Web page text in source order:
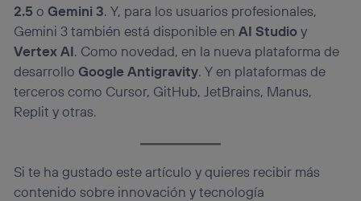
2.5 o Gemini 3. Y, para los usuarios profesionales,
Gemini 3 también está disponible enAI Studioy
Vertex AI. Como novedad, en la nueva plataforma de
desarrollo Google Antigravity. Y en plataformas de
terceros como Cursor, GitHub, JetBrains, Manus,
Replit y otras.
Si te ha gustado este artículo y quieres recibir más
contenido sobre innovación y tecnología